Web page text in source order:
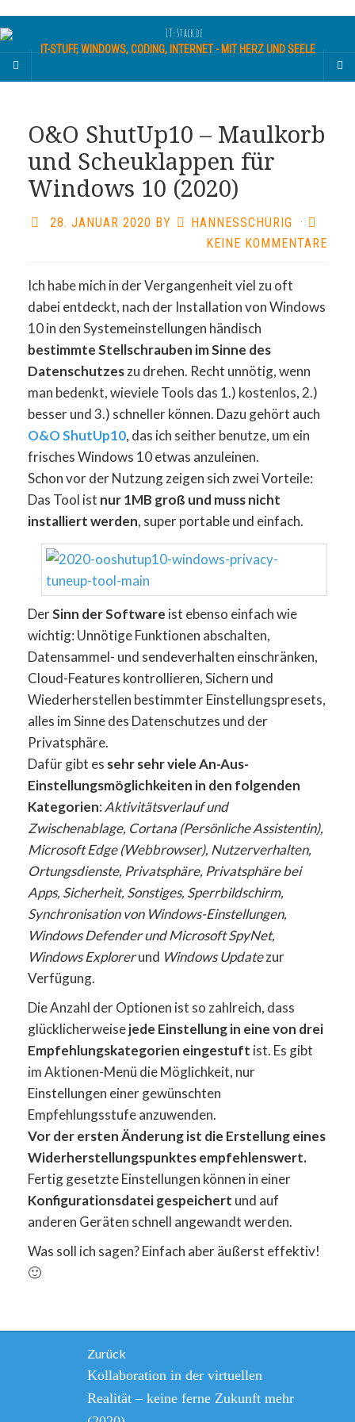
IT-STUFF, WINDOWS, CODING, INTERNET - MIT HERZ UND SEELE
O&O ShutUp10 – Maulkorb
und Scheuklappen für
Windows 10 (2020)
28. JANUAR 2020 BY HANNESSCHURIG ·
KEINE KOMMENTARE
Ich habe mich in der Vergangenheit viel zu oft
dabei entdeckt, nach der Installation von Windows
10 in den Systemeinstellungen händisch
bestimmte Stellschrauben im Sinne des
Datenschutzeszu drehen. Recht unnötig, wenn
man bedenkt, wieviele Tools das 1.) kostenlos, 2.)
besser und 3.) schneller können. Dazu gehört auch
O&O ShutUp10, das ich seither benutze, um ein
frisches Windows 10 etwas anzuleinen.
Schon vor der Nutzung zeigen sich zwei Vorteile:
Das Tool ist nur 1MB groß und muss nicht
installiert werden, super portable und einfach.
DerSinn der Software ist ebenso einfach wie
wichtig: Unnötige Funktionen abschalten,
Datensammel- und sendeverhalten einschränken,
Cloud-Features kontrollieren, Sichern und
Wiederherstellen bestimmter Einstellungspresets,
alles im Sinne des Datenschutzes und der
Privatsphäre.
Dafür gibt es sehr sehr viele An-Aus-
Einstellungsmöglichkeiten in den folgenden
Kategorien: Aktivitätsverlauf und
Zwischenablage, Cortana (Persönliche Assistentin),
Microsoft Edge (Webbrowser), Nutzerverhalten,
Ortungsdienste, Privatsphäre, Privatsphäre bei
Apps, Sicherheit, Sonstiges, Sperrbildschirm,
Synchronisation von Windows-Einstellungen,
Windows Defender und Microsoft SpyNet,
Windows Explorerund Windows Updatezur
Verfügung.
Die Anzahl der Optionen ist so zahlreich, dass
glücklicherweisejede Einstellung in eine von drei
Empfehlungskategorien eingestuft ist. Es gibt
im Aktionen-Menü die Möglichkeit, nur
Einstellungen einer gewünschten
Empfehlungsstufe anzuwenden.
Vor der ersten Änderung ist die Erstellung eines
Widerherstellungspunktes empfehlenswert.
Fertig gesetzte Einstellungen können in einer
Konfigurationsdatei gespeichert und auf
anderen Geräten schnell angewandt werden.
Was soll ich sagen? Einfach aber äußerst effektiv!
🙂
Zurück
Vorheriger
Beitrag:
Kollaboration in der virtuellen
Realität – keine ferne Zukunft mehr